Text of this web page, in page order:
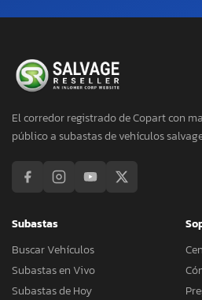
El corredor registrado de Copart con
público a subastas de vehículos
Subastas
Buscar Vehículos
Subastas en Vivo
Subastas de Hoy